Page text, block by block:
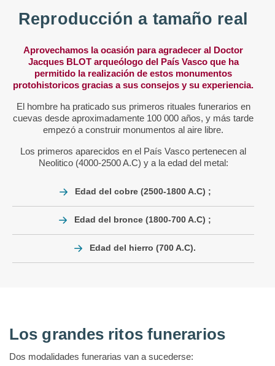
Reproducción a tamaño real
Aprovechamos la ocasión para agradecer al Doctor
Jacques BLOT arqueólogo del País Vasco que ha
permitido la realización de estos monumentos
protohistoricos gracias a sus consejos y su experiencia.
El hombre ha praticado sus primeros rituales funerarios en
cuevas desde aproximadamente 100 000 años, y más tarde
empezó a construir monumentos al aire libre.
Los primeros aparecidos en el País Vasco pertenecen al
Neolitico (4000-2500 A.C) y a la edad del metal:
Edad del cobre (2500-1800 A.C) ;
Edad del bronce (1800-700 A.C) ;
Edad del hierro (700 A.C).
Los grandes ritos funerarios
Dos modalidades funerarias van a sucederse: